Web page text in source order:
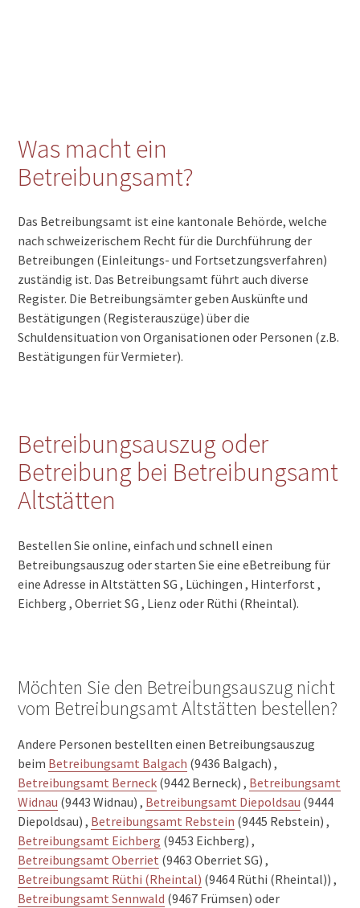
Was macht ein
Betreibungsamt?
Das Betreibungsamt ist eine kantonale Behörde, welche
nach schweizerischem Recht für die Durchführung der
Betreibungen (Einleitungs- und Fortsetzungsverfahren)
zuständig ist. Das Betreibungsamt führt auch diverse
Register. Die Betreibungsämter geben Auskünfte und
Bestätigungen (Registerauszüge) über die
Schuldensituation von Organisationen oder Personen (z.B.
Bestätigungen für Vermieter).
Betreibungsauszug oder
Betreibung bei Betreibungsamt
Altstätten
Bestellen Sie online, einfach und schnell einen
Betreibungsauszug oder starten Sie eine eBetreibung für
eine Adresse in Altstätten SG , Lüchingen , Hinterforst ,
Eichberg , Oberriet SG , Lienz oder Rüthi (Rheintal).
Möchten Sie den Betreibungsauszug nicht
vom Betreibungsamt Altstätten bestellen?
Andere Personen bestellten einen Betreibungsauszug
beim Betreibungsamt Balgach (9436 Balgach) ,
Betreibungsamt Berneck (9442 Berneck) , Betreibungsamt
Widnau (9443 Widnau) , Betreibungsamt Diepoldsau (9444
Diepoldsau) , Betreibungsamt Rebstein (9445 Rebstein) ,
Betreibungsamt Eichberg (9453 Eichberg) ,
Betreibungsamt Oberriet (9463 Oberriet SG) ,
Betreibungsamt Rüthi (Rheintal) (9464 Rüthi (Rheintal)) ,
Betreibungsamt Sennwald (9467 Frümsen) oder